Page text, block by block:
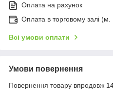
Оплата на рахунок
Оплата в торговому залі (м.
Всі умови оплати
Умови повернення
Повернення товару впродовж